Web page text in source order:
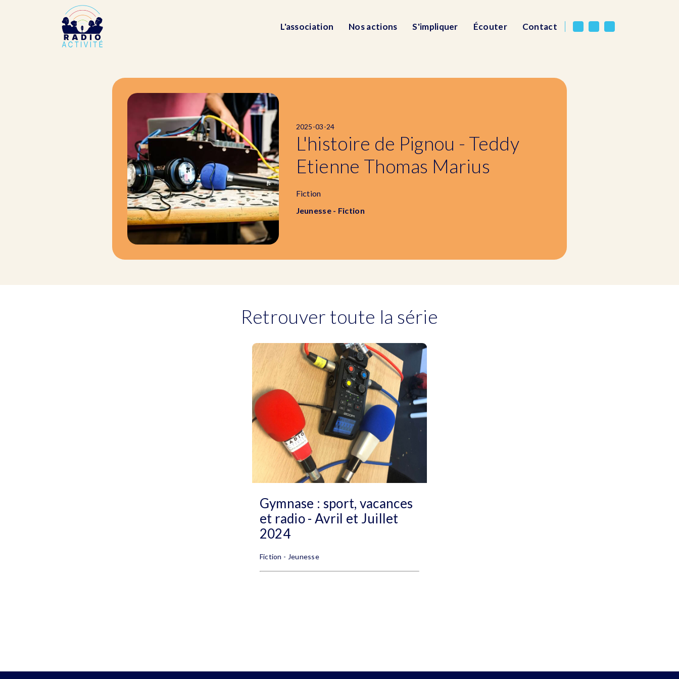
L'association Nos actions S'impliquer Écouter Contact
2025-03-24
L'histoire de Pignou - Teddy
Etienne Thomas Marius
Fiction
Jeunesse - Fiction
Retrouver toute la série
Gymnase : sport, vacances
et radio - Avril et Juillet
2024
Fiction - Jeunesse